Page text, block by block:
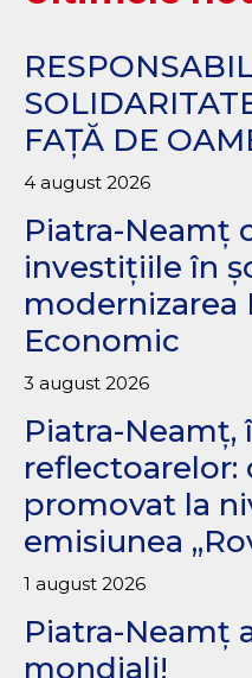
FAȚĂ DE
4 august 2026
Piatra-Neamț
investițiile în
modernizarea
Economic
3 august 2026
Piatra-Neamț,
reflectoarelor:
promovat la
emisiunea
1 august 2026
Piatra-Neamț
mondiali!